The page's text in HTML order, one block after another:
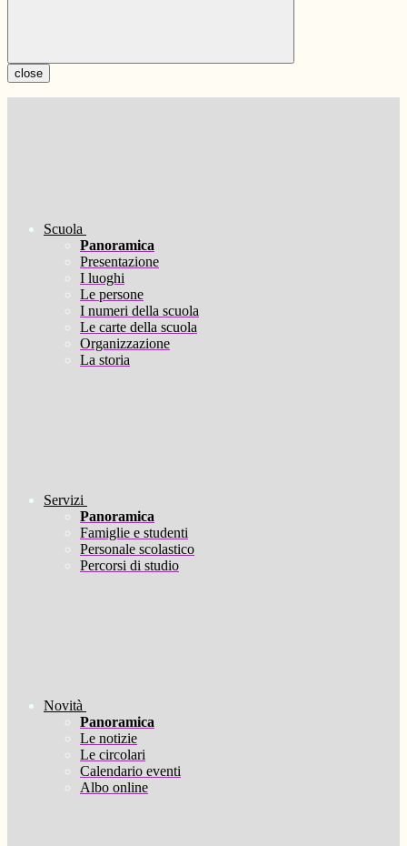
close
Scuola
Panoramica
Presentazione
I luoghi
Le persone
I numeri della scuola
Le carte della scuola
Organizzazione
La storia
Servizi
Panoramica
Famiglie e studenti
Personale scolastico
Percorsi di studio
Novità
Panoramica
Le notizie
Le circolari
Calendario eventi
Albo online